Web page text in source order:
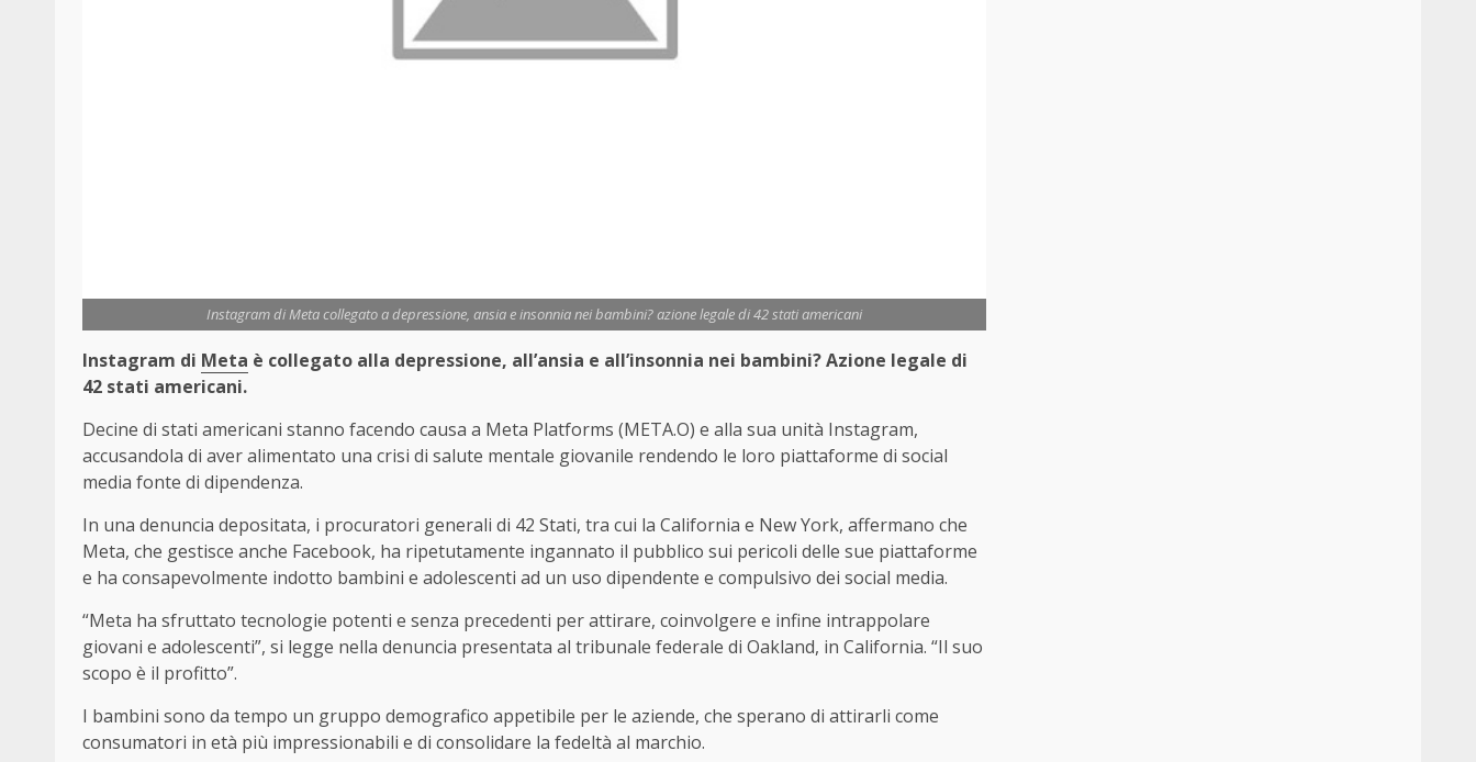
Instagram di Meta collegato a depressione, ansia e insonnia nei bambini? azione legale di 42 stati americani
Instagram di Meta è collegato alla depressione, all’ansia e all’insonnia nei bambini? Azione legale di
42 stati americani.
Decine di stati americani stanno facendo causa a Meta Platforms (META.O) e alla sua unità Instagram,
accusandola di aver alimentato una crisi di salute mentale giovanile rendendo le loro piattaforme di social
media fonte di dipendenza.
In una denuncia depositata, i procuratori generali di 42 Stati, tra cui la California e New York, affermano che
Meta, che gestisce anche Facebook, ha ripetutamente ingannato il pubblico sui pericoli delle sue piattaforme
e ha consapevolmente indotto bambini e adolescenti ad un uso dipendente e compulsivo dei social media.
“Meta ha sfruttato tecnologie potenti e senza precedenti per attirare, coinvolgere e infine intrappolare
giovani e adolescenti”, si legge nella denuncia presentata al tribunale federale di Oakland, in California. “Il suo
scopo è il profitto”.
I bambini sono da tempo un gruppo demografico appetibile per le aziende, che sperano di attirarli come
consumatori in età più impressionabili e di consolidare la fedeltà al marchio.